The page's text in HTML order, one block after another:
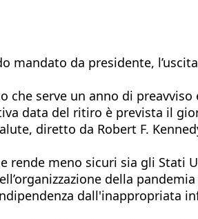
mandato da presidente,
che serve un anno di
data del ritiro è prevista il
diretto da Robert F.
rende meno sicuri sia gli Stati
della
dall'inappropriata